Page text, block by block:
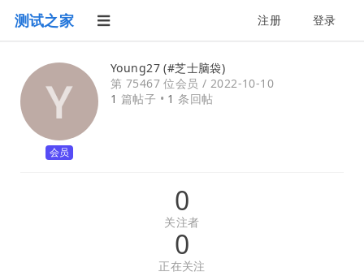
测试之家 注册 登录
会员
Young27 (#芝士脑袋)
第 75467 位会员 / 2022-10-10
1 篇帖子 • 1 条回帖
0
关注者
0
正在关注